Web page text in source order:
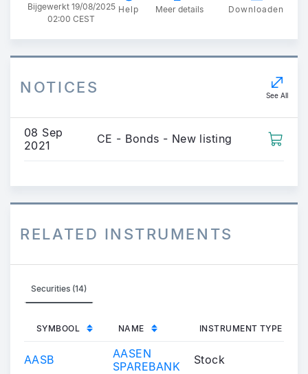
Bijgewerkt 19/08/2025
02:00 CEST
Help Meer details Downloaden
NOTICES See All
08 Sep
2021
CE - Bonds - New listing
RELATED INSTRUMENTS
Securities (14)
SYMBOOL NAME INSTRUMENT TYPE
AASB
AASEN
SPAREBANK
Stock